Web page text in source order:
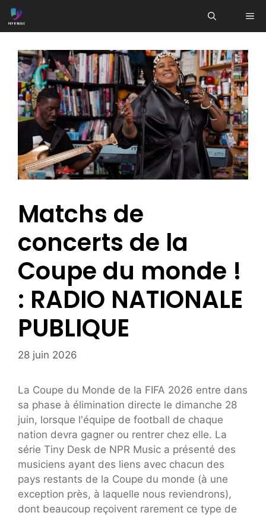
Aller
au
Matchs de
concerts de la
Coupe du monde !
: RADIO NATIONALE
PUBLIQUE
28 juin 2026
La Coupe du Monde de la FIFA 2026 entre dans
sa phase à élimination directe le dimanche 28
juin, lorsque l'équipe de football de chaque
nation devra gagner ou rentrer chez elle. La
série Tiny Desk de NPR Music a présenté des
musiciens ayant des liens avec chacun des
pays restants de la Coupe du monde (à une
exception près, à laquelle nous reviendrons),
dont beaucoup reçoivent rarement ce type de